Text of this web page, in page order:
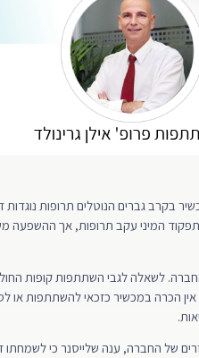
בקרב גברים הנוטלים תרופות נוגדות
בתפקוד המיני עקב תרופות, אך ההשפעה
לשאלה לגבי השתתפות קופות
אין הכרה במכשיר כזכאי להשתתפות או
של החברה, ענה שלייסנר כי לשמחתו